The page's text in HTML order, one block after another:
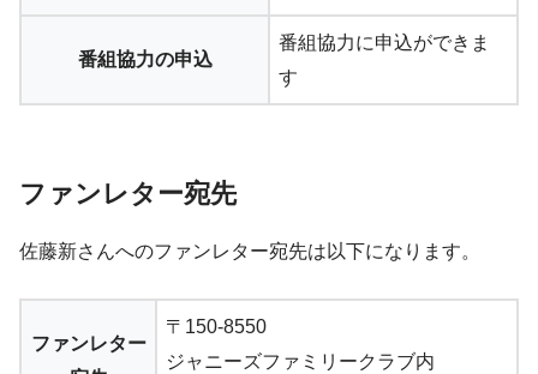
番組協力の申込
番組協力に申込ができま
す
ファンレター宛先
佐藤新さんへのファンレター宛先は以下になります。
ファンレター
〒150-8550
ジャニーズファミリークラブ内